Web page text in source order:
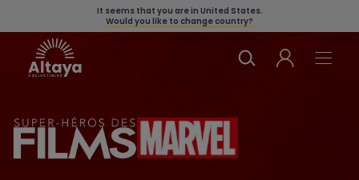
It seems that you are in United States.
Would you like to change country?